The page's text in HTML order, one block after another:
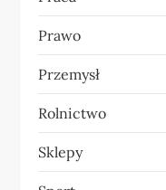
Prawo
Przemysł
Rolnictwo
Sklepy